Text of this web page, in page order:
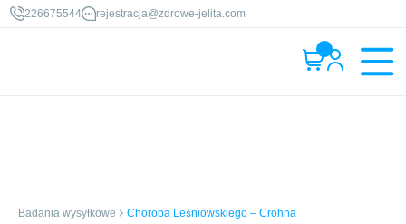
226675544 rejestracja@zdrowe-jelita.com
Badania wysyłkowe Choroba Leśniowskiego – Crohna